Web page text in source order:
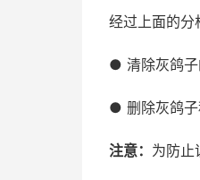
经过上面的分
● 清除灰鸽子
● 删除灰鸽子
注意： 为防止